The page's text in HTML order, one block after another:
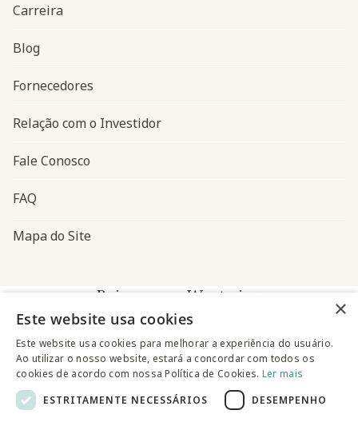
Navegação do rodapé
Carreira
Blog
Fornecedores
Relação com o Investidor
Fale Conosco
FAQ
Mapa do Site
Baixe o app Westwing
×
Este website usa cookies
Este website usa cookies para melhorar a experiência do usuário.
Ao utilizar o nosso website, estará a concordar com todos os
cookies de acordo com nossa Política de Cookies. Ler mais
ESTRITAMENTE NECESSÁRIOS
DESEMPENHO